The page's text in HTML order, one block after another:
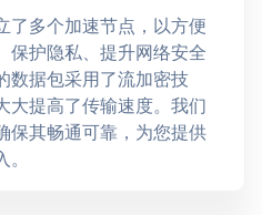
了多个加速节点，以方便
保护隐私、提升网络安全
数据包采用了流加密技
大提高了传输速度。我们
保其畅通可靠，为您提供